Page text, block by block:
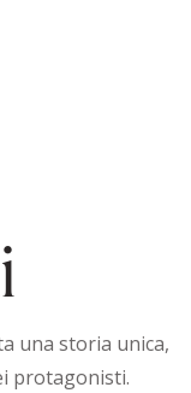
una storia unica,
protagonisti.